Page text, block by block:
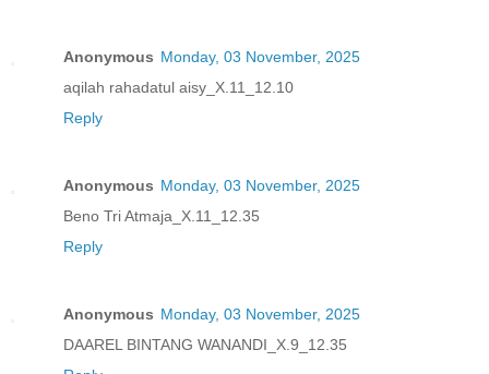
Anonymous Monday, 03 November, 2025
aqilah rahadatul aisy_X.11_12.10
Reply
Anonymous Monday, 03 November, 2025
Beno Tri Atmaja_X.11_12.35
Reply
Anonymous Monday, 03 November, 2025
DAAREL BINTANG WANANDI_X.9_12.35